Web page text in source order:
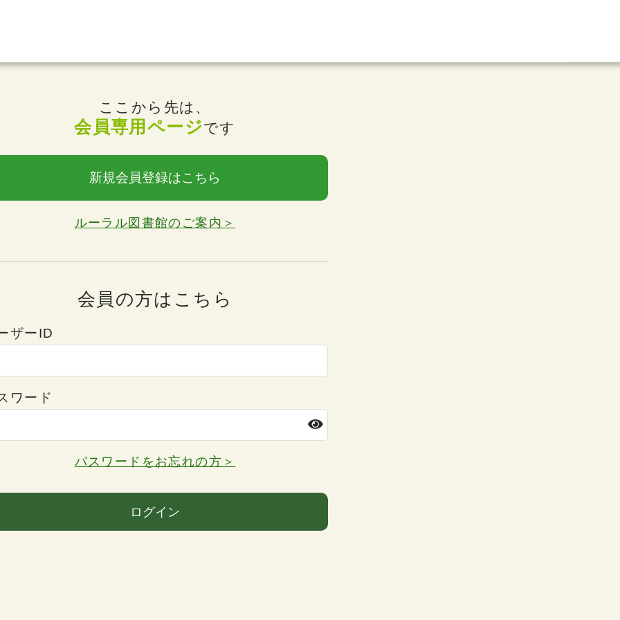
ここから先は、
会員専用ページです
新規会員登録はこちら
ルーラル図書館のご案内＞
会員の方はこちら
ザーID
ワード
パスワードをお忘れの方＞
ログイン